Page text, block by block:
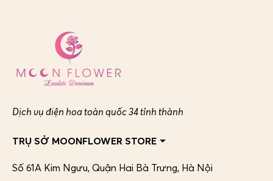
Dịch vụ điện hoa toàn quốc 34 tỉnh thành
TRỤ SỞ MOONFLOWER STORE
Số 61A Kim Ngưu, Quận Hai Bà Trưng, Hà Nội